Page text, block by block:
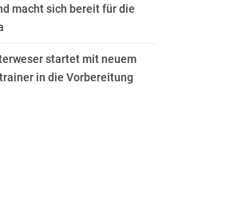
macht sich bereit für die
startet mit neuem
in die Vorbereitung